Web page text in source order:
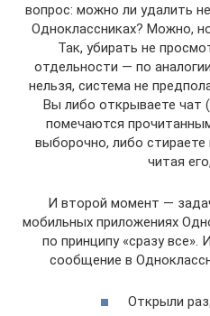
вопрос: можно ли удалить
Одноклассниках? Можно,
Так, убирать не
отдельности — по
нельзя, система не
Вы либо открываете чат
помечаются
выборочно, либо стираете
читая
И второй момент —
мобильных приложениях
по принципу «сразу все».
сообщение в
Открыли